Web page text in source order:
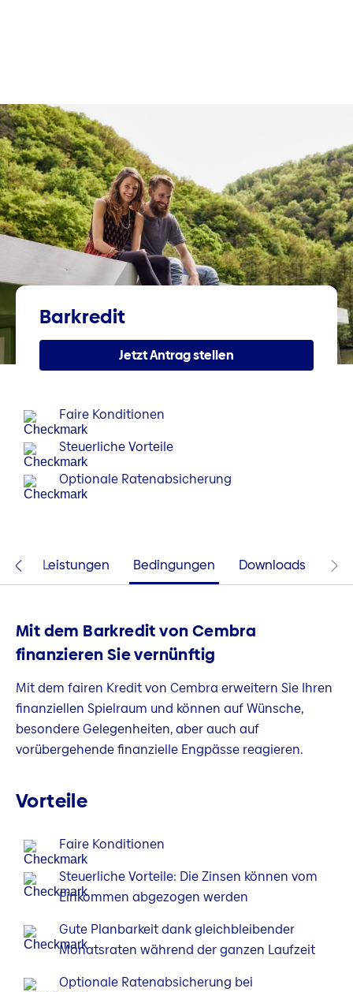
Barkredit
Jetzt Antrag stellen
Faire Konditionen
Steuerliche Vorteile
Optionale Ratenabsicherung
Leistungen Bedingungen Downloads
Mit dem Barkredit von Cembra
finanzieren Sie vernünftig
Mit dem fairen Kredit von Cembra erweitern Sie Ihren
finanziellen Spielraum und können auf Wünsche,
besondere Gelegenheiten, aber auch auf
vorübergehende finanzielle Engpässe reagieren.
Vorteile
Faire Konditionen
Steuerliche Vorteile: Die Zinsen können vom
Einkommen abgezogen werden
Gute Planbarkeit dank gleichbleibender
Monatsraten während der ganzen Laufzeit
Optionale Ratenabsicherung bei